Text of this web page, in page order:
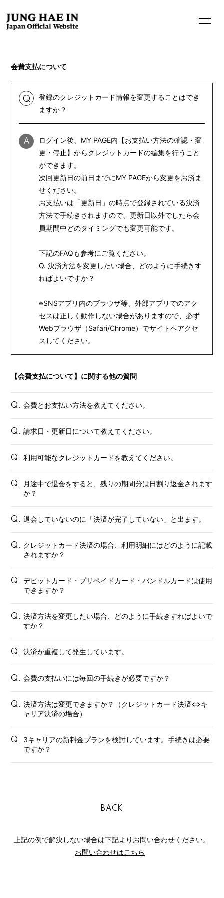
INFORMATION
PROFILE
BIOGRAPHY
STORE
Gallery
Magazine
会費支払について
Q
登録のクレジットカード情報を変更することはでき
ますか？
A
ログイン後、MY PAGE内【お支払い方法の確認・変
更・停止】からクレジットカードの編集を行うこと
ができます。
次回更新日の前日までにMY PAGEから変更をお済ま
せください。
お支払いは「更新日」の時点で登録されている決済
方法で手続きされますので、更新日以外でしたら会
員期間中どのタイミングでも変更可能です。
下記のFAQも参考にご覧ください。
Q. 決済方法を変更したい場合、どのように手続きす
ればよいですか？
※SNSアプリ内のブラウザ等、外部アプリでのアク
セスは正しく動作しない場合がありますので、 必ず
Webブラウザ（Safari/Chrome）でサイトへアクセ
スしてください。
【会費支払について】に関する他の質問
Q. 会費とお支払い方法を教えてください。
Q. 請求日・更新日について教えてください。
Q. 利用可能なクレジットカードを教えてください。
Q. 月途中で退会をすると、残りの期間分は日割り返金されます
か？
Q. 退会していないのに「決済が完了していない」と出ます。
Q. クレジットカード決済の場合、利用明細にはどのように記載
されますか？
Q. デビットカード・プリペイドカード・バンドルカードは使用
できますか？
Q. 決済方法を変更したい場合、どのように手続きすればよいで
すか？
Q. 決済が重複して発生しています。
Q. 会費の支払いには毎回の手続きが必要ですか？
Q. 決済方法は変更できますか？（クレジットカード決済⇔キ
ャリア決済の場合）
Q. 3キャリアの新料金プランを検討しています。手続きは必要
ですか？
BACK
上記の例で解決しない場合は下記よりお問い合わせください。
お問い合わせはこちら